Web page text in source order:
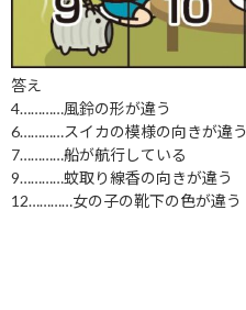
答え
4…………風鈴の形が違う
6…………スイカの模様の向きが違う
7…………船が航行している
9…………蚊取り線香の向きが違う
12…………女の子の靴下の色が違う